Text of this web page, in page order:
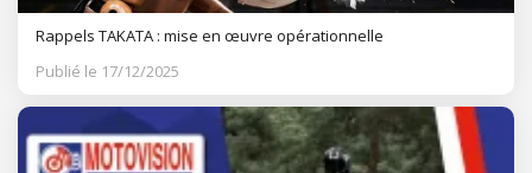
Rappels TAKATA : mise en œuvre opérationnelle
Publié le 17/12/2025